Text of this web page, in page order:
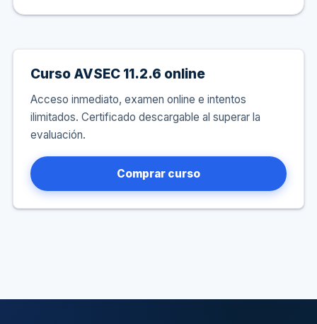
Curso AVSEC 11.2.6 online
Acceso inmediato, examen online e intentos
ilimitados. Certificado descargable al superar la
evaluación.
Comprar curso